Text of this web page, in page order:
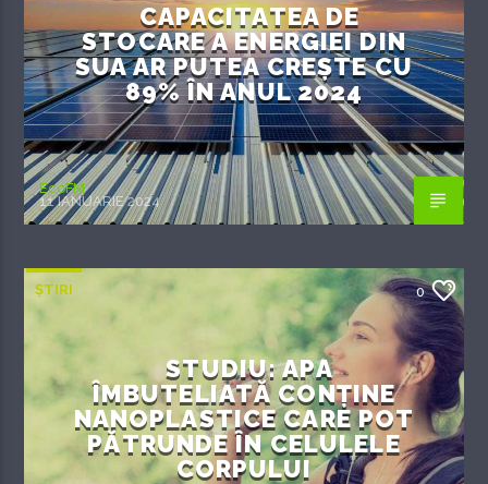
CAPACITATEA DE
STOCARE A ENERGIEI DIN
SUA AR PUTEA CREȘTE CU
89% ÎN ANUL 2024
EcoFM
11 IANUARIE 2024
ȘTIRI 0
STUDIU: APA
ÎMBUTELIATĂ CONȚINE
NANOPLASTICE CARE POT
PĂTRUNDE ÎN CELULELE
CORPULUI